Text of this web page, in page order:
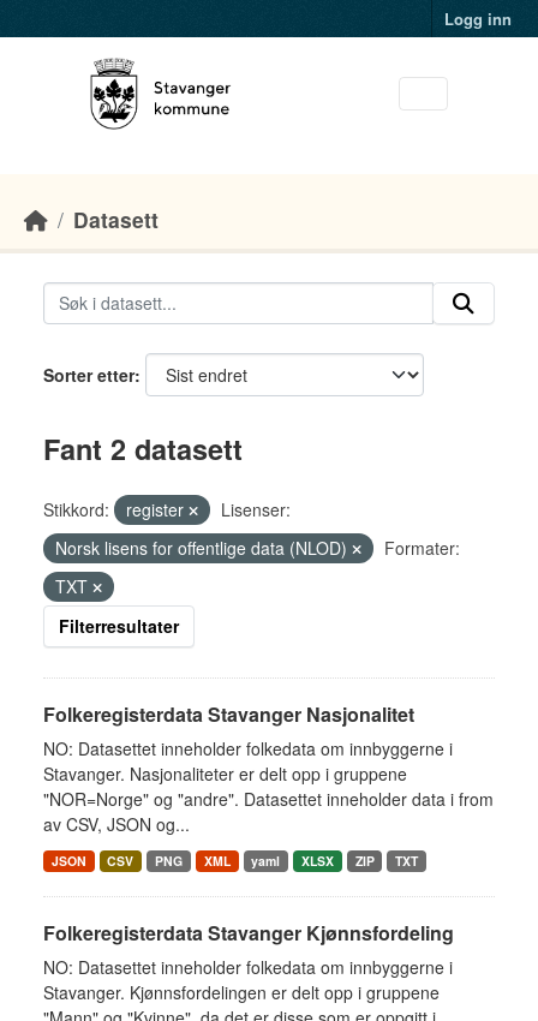
Logg inn
Datasett
Sorter etter
Fant 2 datasett
Stikkord: register
Lisenser:
Norsk lisens for offentlige data (NLOD)
Formater:
TXT
Filterresultater
Folkeregisterdata Stavanger Nasjonalitet
NO: Datasettet inneholder folkedata om innbyggerne i
Stavanger. Nasjonaliteter er delt opp i gruppene
"NOR=Norge" og "andre". Datasettet inneholder data i from
av CSV, JSON og...
JSON CSV PNG XML yaml XLSX ZIP TXT
Folkeregisterdata Stavanger Kjønnsfordeling
NO: Datasettet inneholder folkedata om innbyggerne i
Stavanger. Kjønnsfordelingen er delt opp i gruppene